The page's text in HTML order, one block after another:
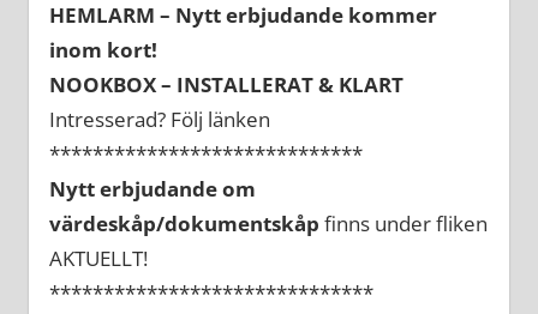
HEMLARM – Nytt erbjudande kommer
inom kort!
NOOKBOX – INSTALLERAT & KLART
Intresserad? Följ länken
*****************************
Nytt erbjudande om
värdeskåp/dokumentskåp finns under fliken
AKTUELLT!
******************************